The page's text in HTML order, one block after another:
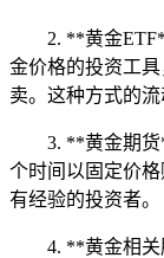
2. **黄金
金价格的投资工
卖。这种方式的
3. **黄金期
个时间以固定价
有经验的投资者。
4. **黄金相